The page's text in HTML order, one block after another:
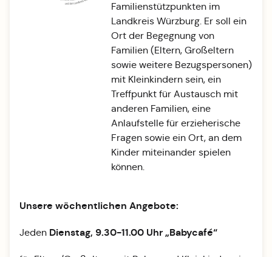
Familienstützpunkten im
Landkreis Würzburg. Er soll ein
Ort der Begegnung von
Familien (Eltern, Großeltern
sowie weitere Bezugspersonen)
mit Kleinkindern sein, ein
Treffpunkt für Austausch mit
anderen Familien, eine
Anlaufstelle für erzieherische
Fragen sowie ein Ort, an dem
Kinder miteinander spielen
können.
Unsere wöchentlichen Angebote:
Jeden Dienstag, 9.30-11.00 Uhr „Babycafé“